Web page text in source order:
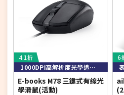
4.1折
1000DPI高解析度光學追蹤技術，定位精準
E-books M78 三鍵式有線光
學滑鼠(活動)
6